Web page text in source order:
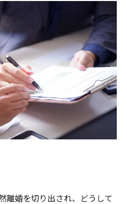
離婚を切り出され、どうして